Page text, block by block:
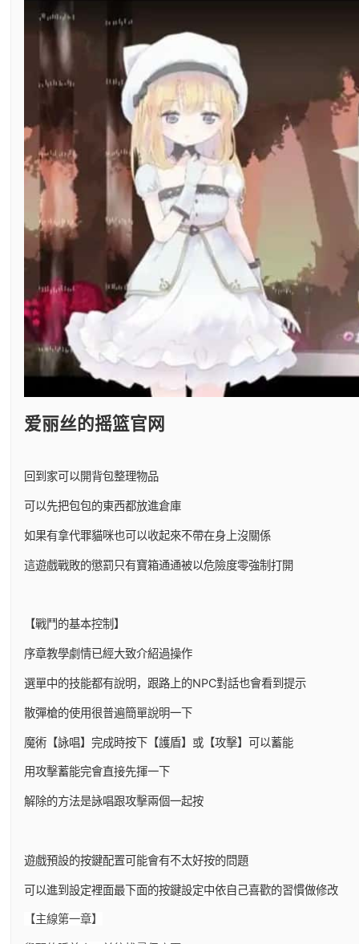
爱丽丝的摇篮官网
回到家可以開背包整理物品
可以先把包包的東西都放進倉庫
如果有拿代罪貓咪也可以收起來不帶在身上沒關係
這遊戲戰敗的懲罰只有寶箱通通被以危險度零強制打開
【戰鬥的基本控制】
序章教學劇情已經大致介紹過操作
選單中的技能都有說明，跟路上的NPC對話也會看到提示
散彈槍的使用很普遍簡單說明一下
魔術【詠唱】完成時按下【護盾】或【攻擊】可以蓄能
用攻擊蓄能完會直接先揮一下
解除的方法是詠唱跟攻擊兩個一起按
遊戲預設的按鍵配置可能會有不太好按的問題
可以進到設定裡面最下面的按鍵設定中依自己喜歡的習慣做修改
【主線第一章】